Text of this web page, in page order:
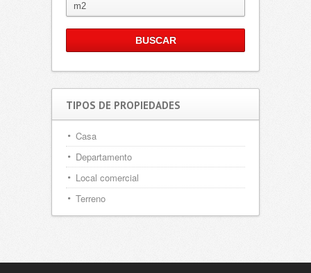
TIPOS DE PROPIEDADES
Casa
Departamento
Local comercial
Terreno